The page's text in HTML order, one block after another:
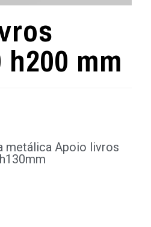
h200 mm
metálica Apoio livros